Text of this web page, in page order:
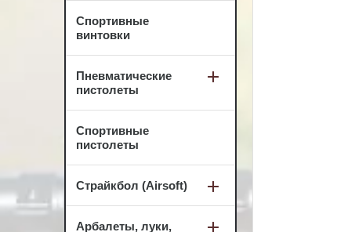
Спортивные
винтовки
Пневматические
пистолеты
Спортивные
пистолеты
Страйкбол (Airsoft)
Арбалеты, луки,